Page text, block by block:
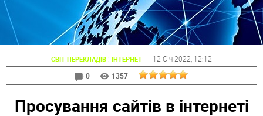
СВІТ ПЕРЕКЛАДІВ : ІНТЕРНЕТ 12 Січ 2022 , 12:12
0
1357
Просування сайтів в інтернеті